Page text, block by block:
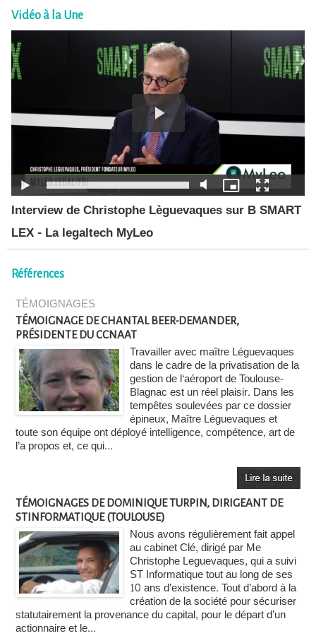
Vidéo à la Une
Interview de Christophe Lèguevaques sur B SMART
LEX - La legaltech MyLeo
Références
TÉMOIGNAGES
TÉMOIGNAGE DE CHANTAL BEER-DEMANDER,
PRÉSIDENTE DU CCNAAT
Travailler avec maître Léguevaques
dans le cadre de la privatisation de la
gestion de l‘aéroport de Toulouse-
Blagnac est un réel plaisir. Dans les
tempêtes soulevées par ce dossier
épineux, Maître Léguevaques et
toute son équipe ont déployé intelligence, compétence, art de
l’a propos et, ce qui...
TÉMOIGNAGES DE DOMINIQUE TURPIN, DIRIGEANT DE
STINFORMATIQUE (TOULOUSE)
Nous avons régulièrement fait appel
au cabinet Clé, dirigé par Me
Christophe Leguevaques, qui a suivi
ST Informatique tout au long de ses
10 ans d’existence. Tout d’abord à la
création de la société pour sécuriser
statutairement la provenance du capital, pour le départ d’un
actionnaire et le...